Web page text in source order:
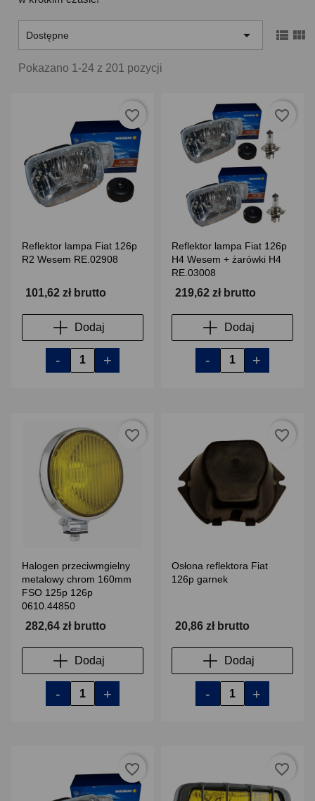
Dostępne   
Pokazano 1-24 z 201 pozycji
Reflektor lampa Fiat 126p
R2 Wesem RE.02908
101,62 zł brutto
Dodaj
- +
favorite_border
Reflektor lampa Fiat 126p
H4 Wesem + żarówki H4
RE.03008
219,62 zł brutto
Dodaj
- +
favorite_border
Halogen przeciwmgielny
metalowy chrom 160mm
FSO 125p 126p
0610.44850
282,64 zł brutto
Dodaj
- +
favorite_border
Osłona reflektora Fiat
126p garnek
20,86 zł brutto
Dodaj
- +
favorite_border
favorite_border favorite_border